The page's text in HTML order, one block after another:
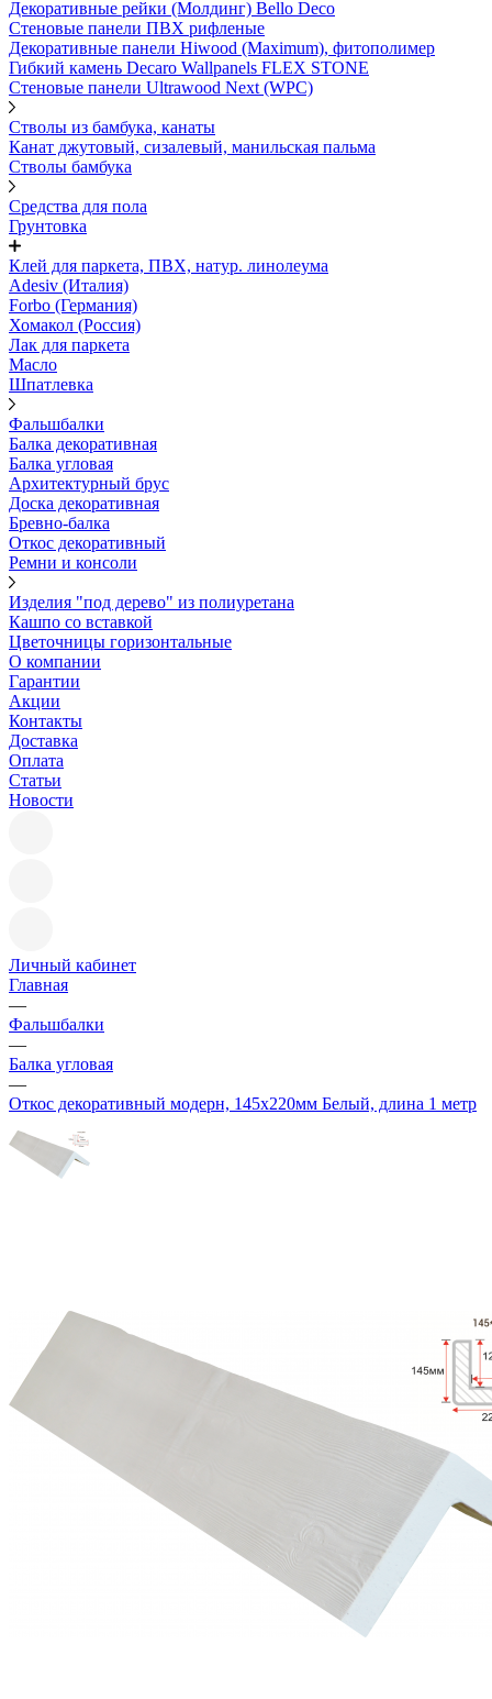
Декоративные рейки (Молдинг) Bello Deco
Стеновые панели ПВХ рифленые
Декоративные панели Hiwood (Maximum), фитополимер
Гибкий камень Decaro Wallpanels FLEX STONE
Стеновые панели Ultrawood Next (WPC)
Стволы из бамбука, канаты
Канат джутовый, сизалевый, манильская пальма
Стволы бамбука
Средства для пола
Грунтовка
Клей для паркета, ПВХ, натур. линолеума
Adesiv (Италия)
Forbo (Германия)
Хомакол (Россия)
Лак для паркета
Масло
Шпатлевка
Фальшбалки
Балка декоративная
Балка угловая
Архитектурный брус
Доска декоративная
Бревно-балка
Откос декоративный
Ремни и консоли
Изделия "под дерево" из полиуретана
Кашпо со вставкой
Цветочницы горизонтальные
О компании
Гарантии
Акции
Контакты
Доставка
Оплата
Статьи
Новости
Личный кабинет
Главная
—
Фальшбалки
—
Балка угловая
—
Откос декоративный модерн, 145х220мм Белый, длина 1 метр